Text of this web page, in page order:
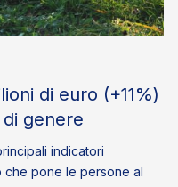
di euro (+11%)
genere
indicatori
pone le persone al